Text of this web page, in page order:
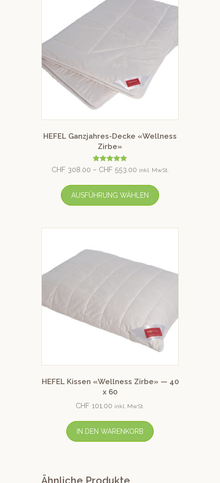
HEFEL Ganzjahres-Decke «Wellness
Zirbe»
Bewertet mit
5.00
CHF 308.00 – CHF 553.00 inkl. MwSt.
AUSFÜHRUNG WÄHLEN
HEFEL Kissen «Wellness Zirbe» — 40
x 60
CHF 101.00 inkl. MwSt.
IN DEN WARENKORB
Ähnliche Produkte